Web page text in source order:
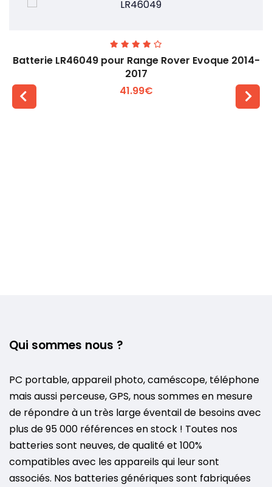
Batterie LR46049 pour Range Rover Evoque 2014-
2017
41.99€
Qui sommes nous ?
PC portable, appareil photo, caméscope, téléphone
mais aussi perceuse, GPS, nous sommes en mesure
de répondre à un très large éventail de besoins avec
plus de 95 000 références en stock ! Toutes nos
batteries sont neuves, de qualité et 100%
compatibles avec les appareils qui leur sont
associés. Nos batteries génériques sont fabriquées